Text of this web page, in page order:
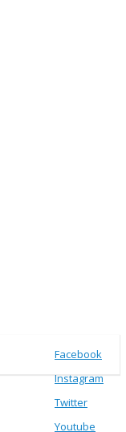
Facebook
Instagram
Twitter
Youtube